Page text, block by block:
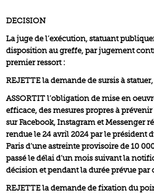
DECISION
La juge de l’exécution, statuant
disposition au greffe, par jugement
premier ressort :
REJETTE la demande de sursis à statuer,
ASSORTIT l’obligation de mise en
efficace, des mesures propres à
sur Facebook, Instagram et Messenger
rendue le 24 avril 2024 par le président
Paris d’une astreinte provisoire de 10
passé le délai d’un mois suivant la
décision et pendant la durée prévue par
REJETTE la demande de fixation du